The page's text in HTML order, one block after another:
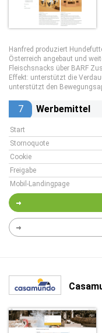
Hanfred produziert
Österreich angebaut und
Fleischsnacks über BARF
Effekt: unterstützt die
unterstützt den
7 Werbemittel
Start
Stornoquote
Cookie
Freigabe
Mobil-Landingpage